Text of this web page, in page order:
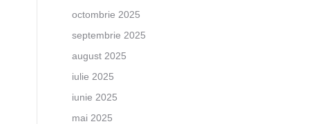
octombrie 2025
septembrie 2025
august 2025
iulie 2025
iunie 2025
mai 2025